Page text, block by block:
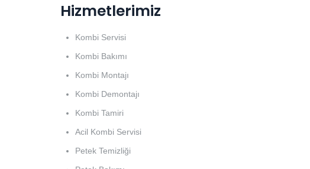
Hizmetlerimiz
Kombi Servisi
Kombi Bakımı
Kombi Montajı
Kombi Demontajı
Kombi Tamiri
Acil Kombi Servisi
Petek Temizliği